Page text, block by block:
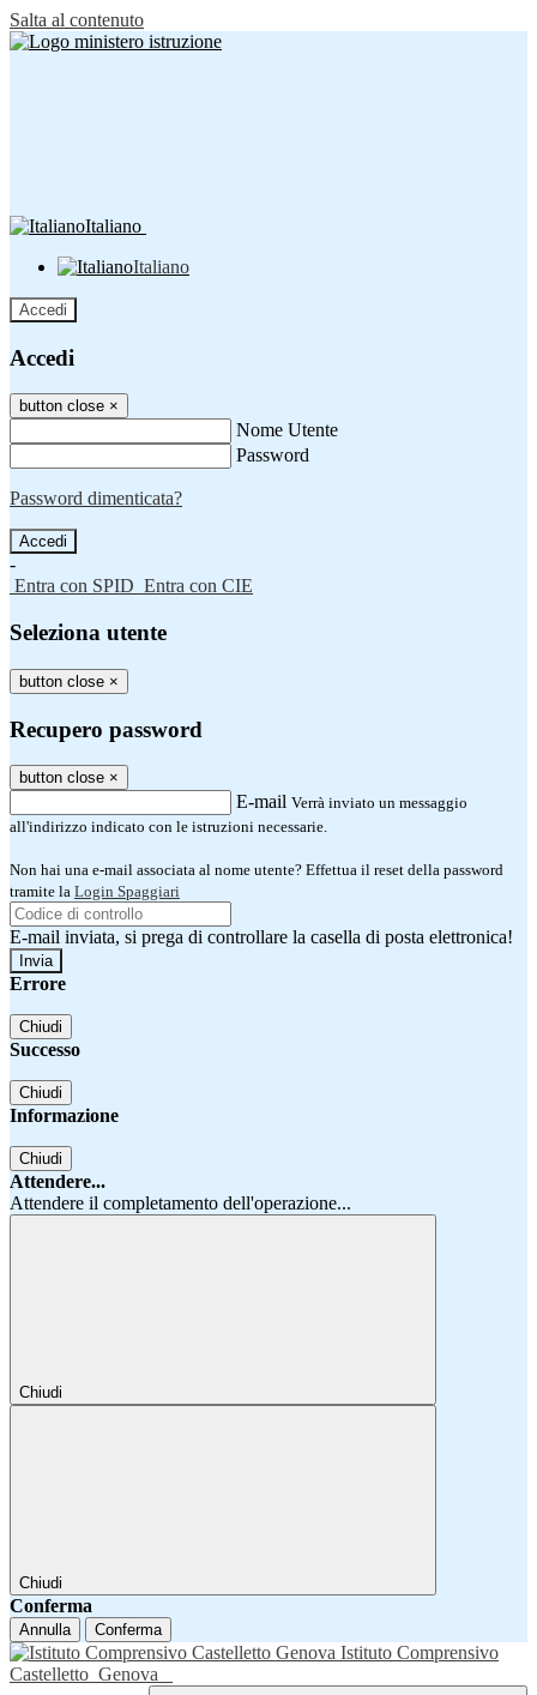
Salta al contenuto
Italiano
Italiano
Accedi
Accedi
button close ×
Nome Utente
Password
Password dimenticata?
-
Entra con SPID Entra con CIE
Seleziona utente
button close ×
Recupero password
button close ×
E-mail Verrà inviato un messaggio
all'indirizzo indicato con le istruzioni necessarie.
Non hai una e-mail associata al nome utente? Effettua il reset della password
tramite la Login Spaggiari
E-mail inviata, si prega di controllare la casella di posta elettronica!
Errore
Chiudi
Successo
Chiudi
Informazione
Chiudi
Attendere...
Attendere il completamento dell'operazione...
Chiudi
Chiudi
Conferma
Annulla Conferma
Istituto Comprensivo
Castelletto Genova